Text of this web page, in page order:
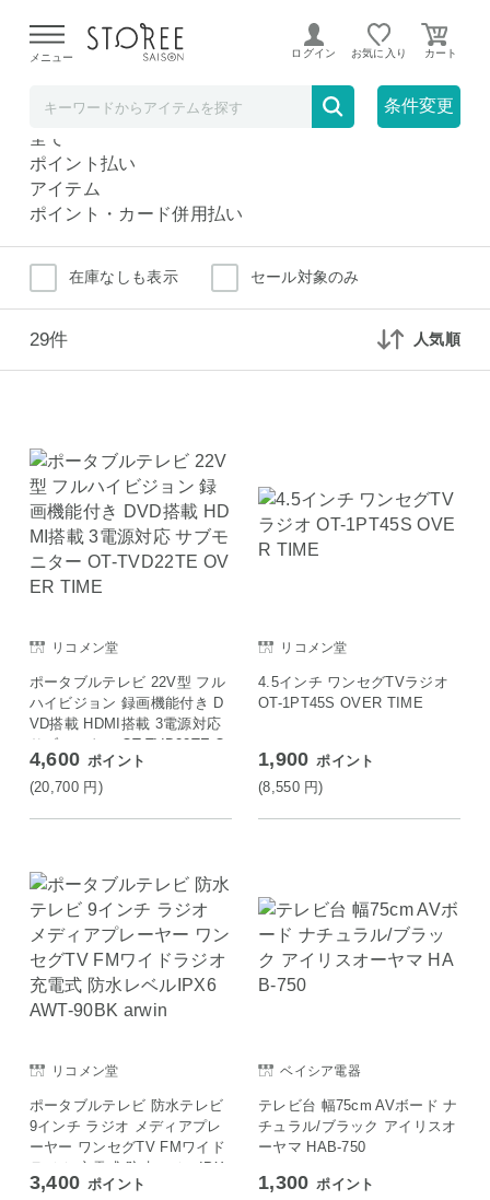
よる配送遅延が発生しております。
メニュー ログイン お気に入り
条件変更
その他TV・レコーダー
その他TV・レコーダー
全て
ポイント払い
アイテム
ポイント・カード併用払い
在庫なしも表示 セール対象のみ
29件 人気順
リコメン堂
ポータブルテレビ 22V型 フル
ハイビジョン 録画機能付き D
VD搭載 HDMI搭載 3電源対応
サブモニター OT-TVD22TE O
VER TIME
4,600 ポイント
(20,700 円)
リコメン堂
4.5インチ ワンセグTVラジオ
OT-1PT45S OVER TIME
1,900 ポイント
(8,550 円)
リコメン堂
ポータブルテレビ 防水テレビ
9インチ ラジオ メディアプレ
ーヤー ワンセグTV FMワイド
ラジオ 充電式 防水レベルIPX
6 AWT-90BK arwin
3,400 ポイント
ベイシア電器
テレビ台 幅75cm AVボード ナ
チュラル/ブラック アイリスオ
ーヤマ HAB-750
1,300 ポイント